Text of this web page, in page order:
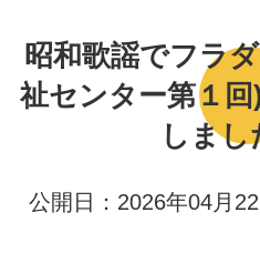
昭和歌謡でフラ
祉センター第１
しま
公開日：2026年04月